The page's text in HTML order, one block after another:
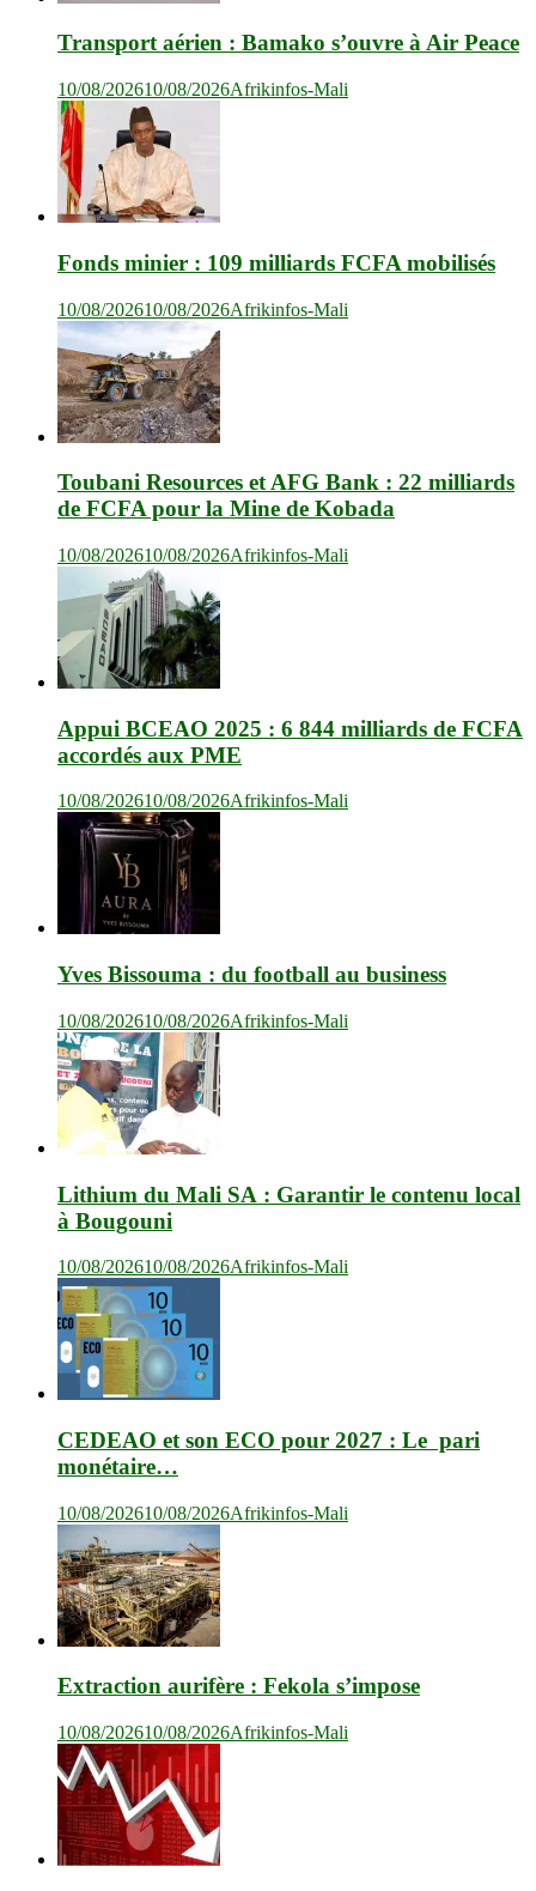
Transport aérien : Bamako s’ouvre à Air Peace
10/08/202610/08/2026Afrikinfos-Mali
Fonds minier : 109 milliards FCFA mobilisés
10/08/202610/08/2026Afrikinfos-Mali
Toubani Resources et AFG Bank : 22 milliards
de FCFA pour la Mine de Kobada
10/08/202610/08/2026Afrikinfos-Mali
Appui BCEAO 2025 : 6 844 milliards de FCFA
accordés aux PME
10/08/202610/08/2026Afrikinfos-Mali
Yves Bissouma : du football au business
10/08/202610/08/2026Afrikinfos-Mali
Lithium du Mali SA : Garantir le contenu local
à Bougouni
10/08/202610/08/2026Afrikinfos-Mali
CEDEAO et son ECO pour 2027 : Le pari
monétaire…
10/08/202610/08/2026Afrikinfos-Mali
Extraction aurifère : Fekola s’impose
10/08/202610/08/2026Afrikinfos-Mali